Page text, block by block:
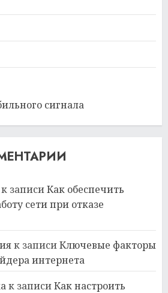
сигнала
к записиКак обеспечить
сети при отказе
к записиКлючевые факторы
интернета
к записиКак настроить